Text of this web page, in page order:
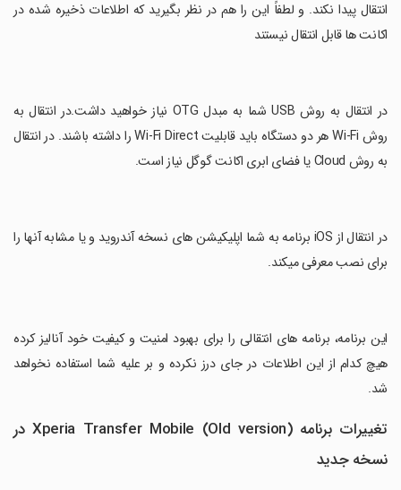
انتقال پیدا نکند. و لطفاً این را هم در نظر بگیرید که اطلاعات ذخیره شده در
اکانت ها قابل انتقال نیستند
‏در انتقال به روش USB شما به مبدل OTG نیاز خواهید داشت.در انتقال به
روش Wi-Fi هر دو دستگاه باید قابلیت Wi-Fi Direct را داشته باشند. در انتقال
به روش Cloud یا فضای ابری اکانت گوگل نیاز است.
‏در انتقال از iOS برنامه به شما اپلیکیشن های نسخه آندروید و یا مشابه آنها را
برای نصب معرفی میکند.
‏این برنامه، برنامه های انتقالی را برای بهبود امنیت و کیفیت خود آنالیز کرده
هیچ کدام از این اطلاعات در جای درز نکرده و بر علیه شما استفاده نخواهد
شد.
تغییرات برنامه (Old version) Xperia Transfer Mobile در
نسخه جدید